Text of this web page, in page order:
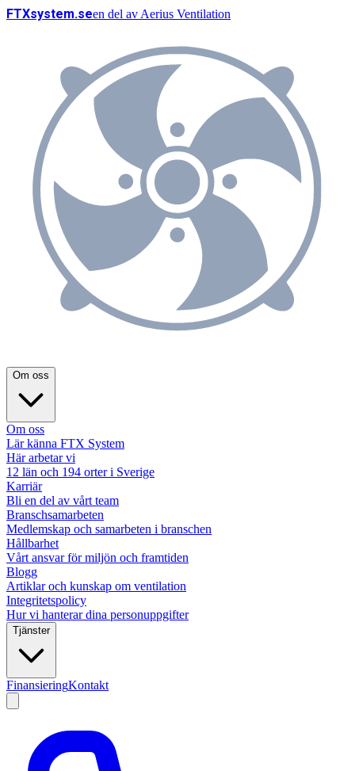
FTXsystem.seen del av Aerius Ventilation
Om oss
Om oss
Lär känna FTX System
Här arbetar vi
12 län och 194 orter i Sverige
Karriär
Bli en del av vårt team
Branschsamarbeten
Medlemskap och samarbeten i branschen
Hållbarhet
Vårt ansvar för miljön och framtiden
Blogg
Artiklar och kunskap om ventilation
Integritetspolicy
Hur vi hanterar dina personuppgifter
Tjänster
FinansieringKontakt